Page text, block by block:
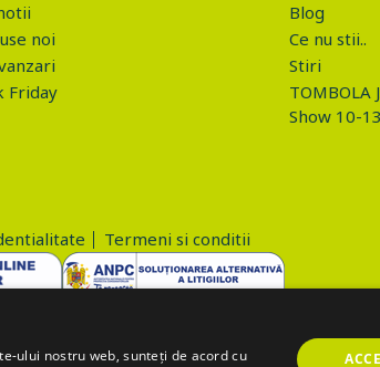
noi
Friday
Blog
Ce nu stii..
Stiri
TOMBOLA
Show 10-
Termeni si conditii
ului nostru web, sunteți de acord cu